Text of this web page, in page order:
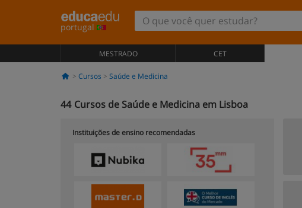
portugal
MESTRADO CET
Cursos Saúde e Medicina
44 Cursos de Saúde e Medicina em Lisboa
Instituições de ensino recomendadas